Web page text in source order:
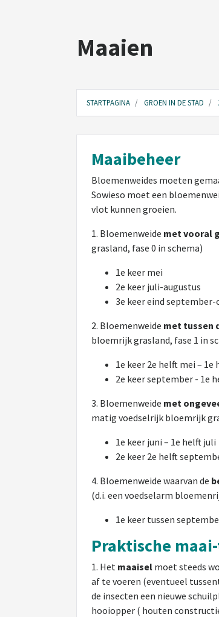
Maaien
STARTPAGINA GROEN IN DE STAD
Maaibeheer
Bloemenweides moeten
Sowieso moet een
vlot kunnen groeien.
1. Bloemenweide met vooral
grasland, fase 0 in schema)
1e keer mei
2e keer juli-augustus
3e keer eind
2. Bloemenweide met tussen
bloemrijk grasland, fase 1 in
1e keer 2e helft mei – 1e
2e keer september - 1e
3. Bloemenweide met
matig voedselrijk bloemrijk
1e keer juni – 1e helft juli
2e keer 2e helft
4. Bloemenweide waarvan de
(d.i. een voedselarm
1e keer tussen
Praktische
1. Het maaisel moet steeds
af te voeren (eventueel
de insecten een nieuwe
hooiopper ( houten